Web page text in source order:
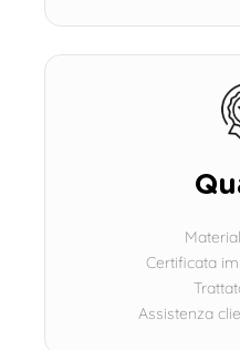
Certificata
Assistenza